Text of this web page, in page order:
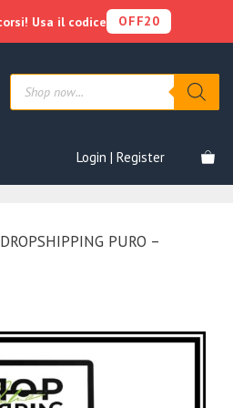
Products
search
Login | Register
PURO –
Usa il codice OFF20